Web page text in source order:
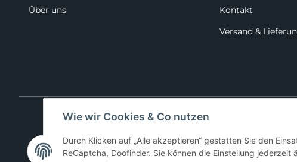
Wie wir Cookies & Co nutzen
Durch Klicken auf „Alle akzeptieren“ gestatten Sie den
ReCaptcha, Doofinder. Sie können die Einstellung
Über uns
Kontakt
Versand &